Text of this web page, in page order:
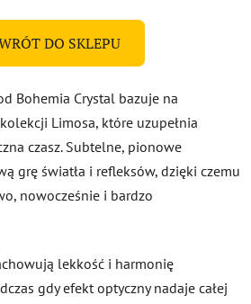
DO SKLEPU
Bohemia Crystal bazuje na
Limosa, które uzupełnia
czasz. Subtelne, pionowe
grę światła i refleksów, dzięki czemu
nowocześnie i bardzo
lekkość i harmonię
gdy efekt optyczny nadaje całej